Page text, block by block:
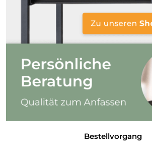
Bestellvorgang